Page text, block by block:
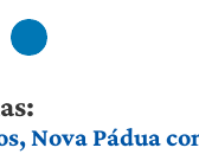
Nova Pádua